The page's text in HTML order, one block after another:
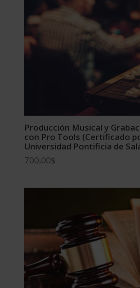
Producción Musical y
con Pro Tools (Certificado
Universidad Pontificia de
700,00$